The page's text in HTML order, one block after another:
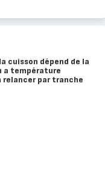
cuisson dépend de la
a température
relancer par tranche